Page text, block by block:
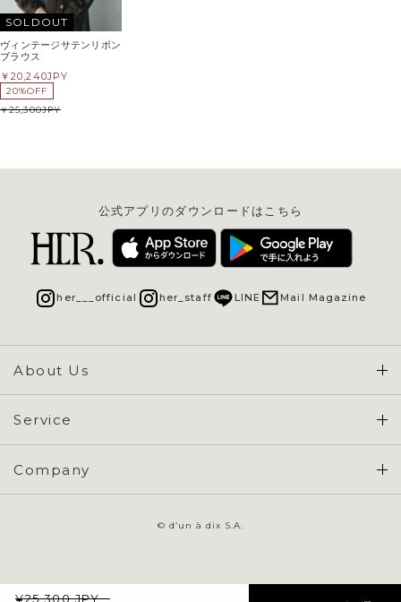
¥25,300 JPY
SOLDOUT
ヴィンテージサテンリボン
ブラウス
20,240JPY
20%OFF
25,300JPY
About Us
Concept & Overview
Service
会員登録 / ログイン
ご利用ガイド
Company
公式アプリのダウンロードはこちら
her___official her_staff LINE Mail Magazine
© d’un à dix S.A.